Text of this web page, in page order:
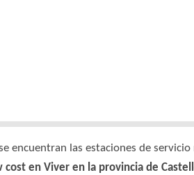
encuentran las estaciones de
cost en Viver en la provincia de